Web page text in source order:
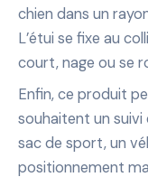
chien dans un
L’étui se fixe au
court, nage ou se
Enfin, ce produit
souhaitent un
sac de sport, un
positionnement